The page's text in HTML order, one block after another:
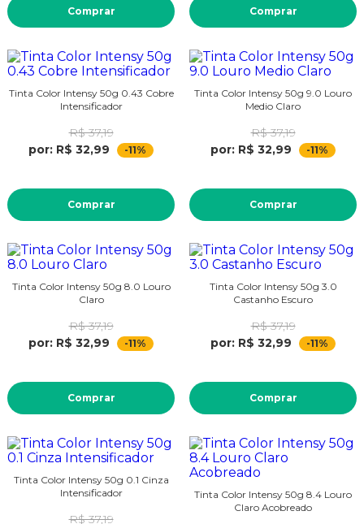
Comprar Comprar
Tinta Color Intensy 50g 0.43 Cobre
Intensificador
R$ 37,19
por: R$ 32,99
-11%
Comprar
Tinta Color Intensy 50g 9.0 Louro
Medio Claro
R$ 37,19
por: R$ 32,99
-11%
Comprar
Tinta Color Intensy 50g 8.0 Louro
Claro
R$ 37,19
por: R$ 32,99
-11%
Comprar
Tinta Color Intensy 50g 3.0
Castanho Escuro
R$ 37,19
por: R$ 32,99
-11%
Comprar
Tinta Color Intensy 50g 0.1 Cinza
Intensificador
R$ 37,19
Tinta Color Intensy 50g 8.4 Louro
Claro Acobreado